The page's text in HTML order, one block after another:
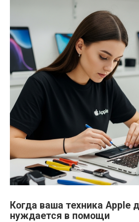
Когда ваша техника Apple
нуждается в помощи